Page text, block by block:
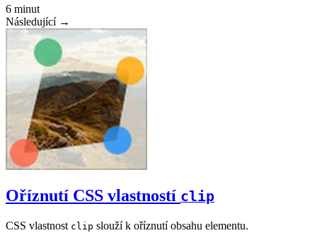
6 minut
Následující →
Oříznutí CSS vlastností clip
CSS vlastnost clip slouží k oříznutí obsahu elementu.